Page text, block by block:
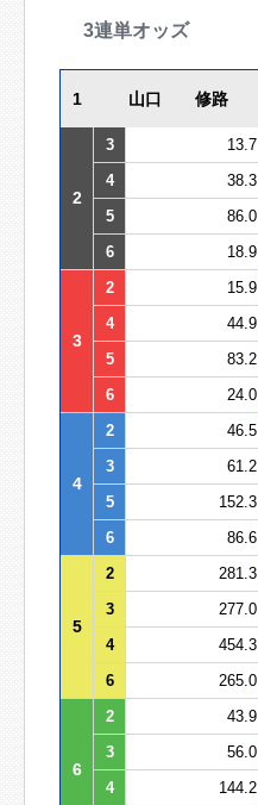
3連単オッズ
1 山口 修路
2
3 13.7
4
38.3
5
86.0
6
18.9
3
2 15.9
4
44.9
5
83.2
6
24.0
4
2 46.5
3
61.2
5
152.3
6
86.6
5
2 281.3
3
277.0
4
454.3
6
265.0
6
2 43.9
3
56.0
4
144.2